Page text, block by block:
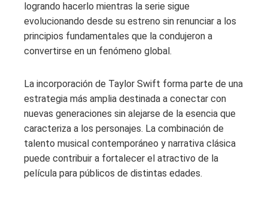
logrando hacerlo mientras la serie sigue
evolucionando desde su estreno sin renunciar a los
principios fundamentales que la condujeron a
convertirse en un fenómeno global.
La incorporación de Taylor Swift forma parte de una
estrategia más amplia destinada a conectar con
nuevas generaciones sin alejarse de la esencia que
caracteriza a los personajes. La combinación de
talento musical contemporáneo y narrativa clásica
puede contribuir a fortalecer el atractivo de la
película para públicos de distintas edades.